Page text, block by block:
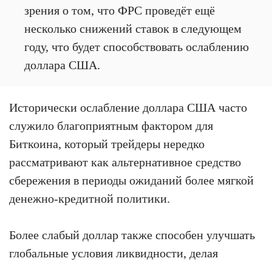
зрения о том, что ФРС проведёт ещё
несколько снижений ставок в следующем
году, что будет способствовать ослаблению
доллара США.
Исторически ослабление доллара США часто
служило благоприятным фактором для
Биткоина, который трейдеры нередко
рассматривают как альтернативное средство
сбережения в периоды ожиданий более мягкой
денежно-кредитной политики.
Более слабый доллар также способен улучшать
глобальные условия ликвидности, делая